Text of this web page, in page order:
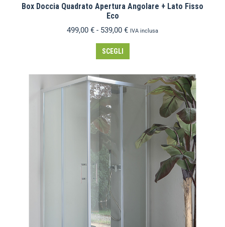
Box Doccia Quadrato Apertura Angolare + Lato Fisso
Eco
499,00 € - 539,00 € IVA inclusa
SCEGLI